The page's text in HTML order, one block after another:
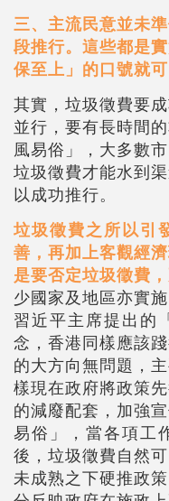
三、主流民意並未
段推行。這些都是
保至上」的口號就可
其實，垃圾徵費要
並行，要有長時間
風易俗」，大多數
垃圾徵費才能水到
以成功推行。
垃圾徵費之所以引
善，再加上客觀經
是要否定垃圾徵費
少國家及地區亦實
習近平主席提出的
念，香港同樣應該
的大方向無問題，
樣現在政府將政策
的減廢配套，加強
易俗」，當各項工
後，垃圾徵費自然
未成熟之下硬推政